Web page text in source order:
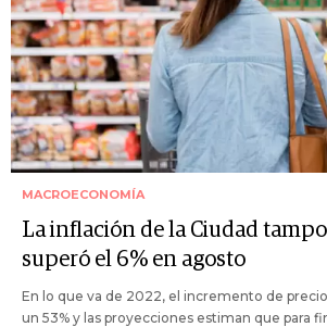
MACROECONOMÍA
La inflación de la Ciudad
superó el 6% en agosto
En lo que va de 2022, el incremento de
un 53% y las proyecciones estiman que para